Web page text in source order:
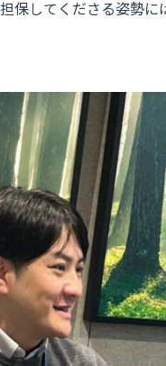
保してくださる姿勢